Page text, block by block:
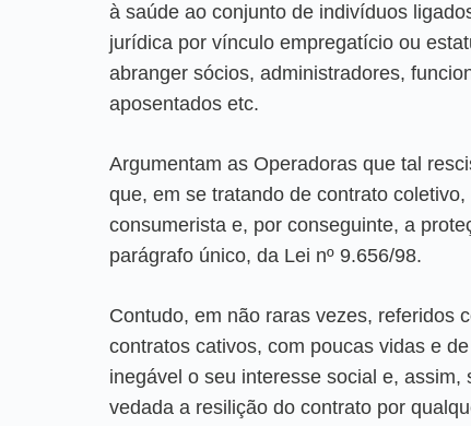
à saúde ao conjunto de indivíduos
jurídica por vínculo empregatício ou
abranger sócios, administradores,
aposentados etc.
Argumentam as Operadoras que tal
que, em se tratando de contrato
consumerista e, por conseguinte, a
parágrafo único, da Lei nº 9.656/98.
Contudo, em não raras vezes, referidos
contratos cativos, com poucas vidas e
inegável o seu interesse social e, assim,
vedada a resilição do contrato por